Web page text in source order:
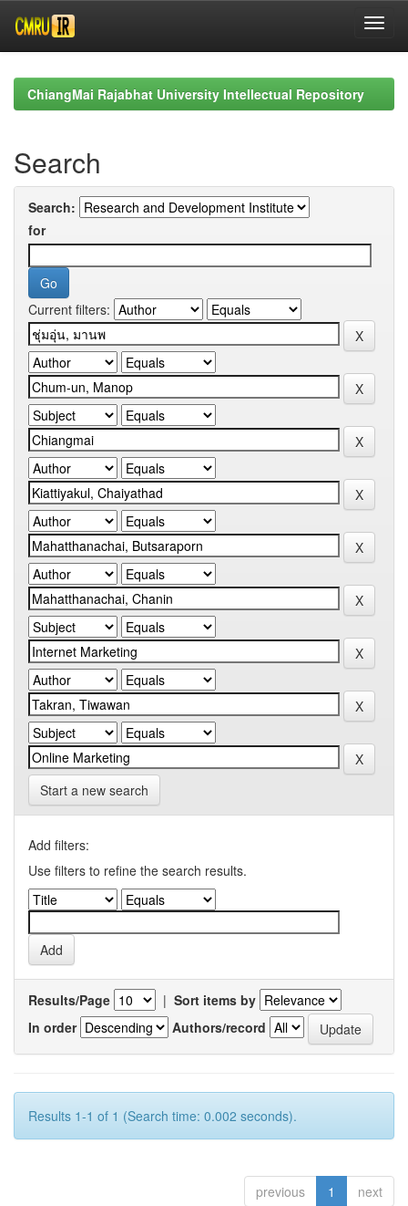
navigationChiangMai Rajabhat University Intellectual Repository
Search
Search:
for
Current filters:
Start a new search
Add filters:
Use filters to refine the search results.
Results/Page | Sort items by
In order
Authors/record
Results 1-1 of 1 (Search time: 0.002 seconds).
previous 1 next